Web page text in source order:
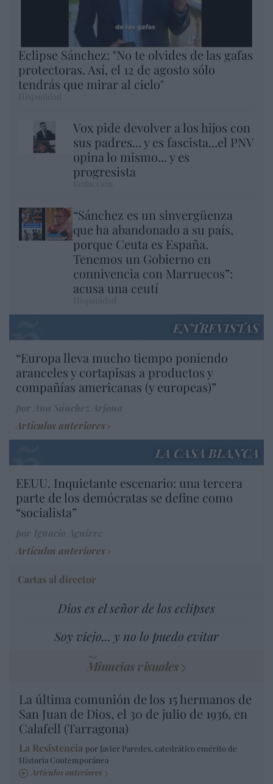
Eclipse Sánchez: "No te olvides de las gafas
protectoras. Así, el 12 de agosto sólo
tendrás que mirar al cielo"
Vox pide devolver a los hijos con
sus padres... y es fascista...el PNV
opina lo mismo... y es
progresista
“Sánchez es un sinvergüenza
que ha abandonado a su país,
porque Ceuta es España.
Tenemos un Gobierno en
connivencia con Marruecos”:
acusa una ceutí
ENTREVISTAS
“Europa lleva mucho tiempo poniendo
aranceles y cortapisas a productos y
compañías americanas (y europeas)”
Artículos anteriores
LA CASA BLANCA
EEUU. Inquietante escenario: una tercera
parte de los demócratas se define como
“socialista”
Artículos anteriores
Cartas al director
Dios es el señor de los eclipses
Soy viejo... y no lo puedo evitar
Minucias visuales
La última comunión de los 15 hermanos de
San Juan de Dios, el 30 de julio de 1936, en
Calafell (Tarragona)
La Resistencia por Javier Paredes, catedrático emérito de
Historia Contemporánea
Artículos anteriores